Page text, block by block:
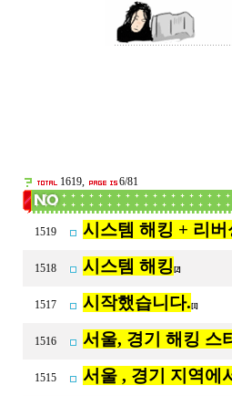
1619, 6/81
1519 시스템 해킹 + 리
1518 시스템 해킹 [2]
1517 시작했습니다. [1]
1516 서울, 경기 해킹 스
1515 서울 , 경기 지역에